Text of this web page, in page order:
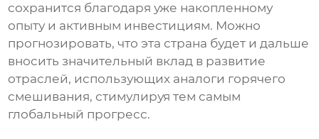
сохранится благодаря уже накопленному
опыту и активным инвестициям. Можно
прогнозировать, что эта страна будет и дальше
вносить значительный вклад в развитие
отраслей, использующих аналоги горячего
смешивания, стимулируя тем самым
глобальный прогресс.